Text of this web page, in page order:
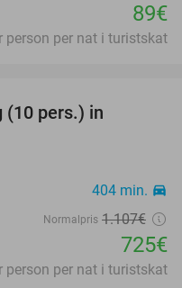
89€
person per nat i turistskat
(10 pers.) in
404 min. directions_car
Normalpris 1.107€
725€
person per nat i turistskat